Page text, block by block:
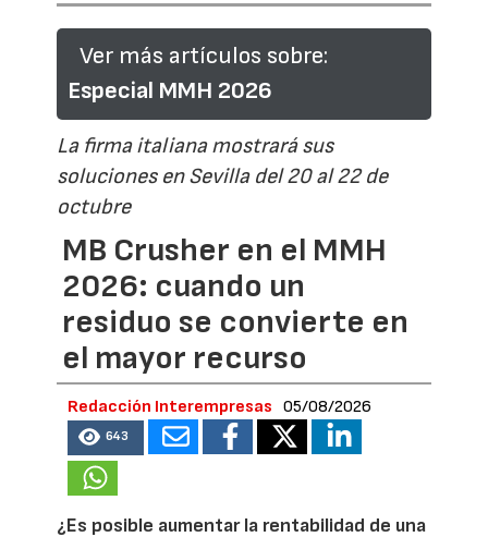
Ver más artículos sobre:
Especial MMH 2026
La firma italiana mostrará sus
soluciones en Sevilla del 20 al 22 de
octubre
MB Crusher en el MMH
2026: cuando un
residuo se convierte en
el mayor recurso
Redacción Interempresas 05/08/2026
643
¿Es posible aumentar la rentabilidad de una